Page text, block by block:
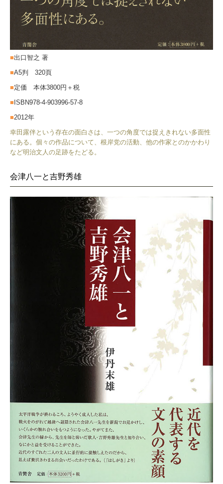
■出口智之 著
■A5判 320頁
■定価 本体3800円＋税
■ ISBN978-4-903996-57-8
■2012年
幸田露伴という存在の面白さは、一つの角度では捉えきれない多面性
にある。個々の作品について、根岸党の活動、他の作家とのかかわり
など明治文人の足跡をたどる。
会津八一と吉野秀雄